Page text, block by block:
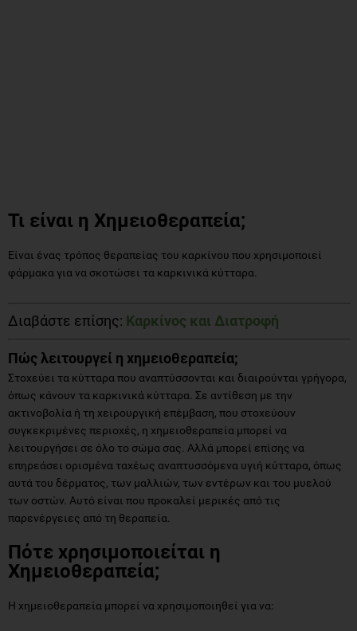
Τι είναι η Χημειοθεραπεία;
Είναι ένας τρόπος θεραπείας του καρκίνου που χρησιμοποιεί
φάρμακα για να σκοτώσει τα καρκινικά κύτταρα.
Διαβάστε επίσης: Καρκίνος και Διατροφή
Πώς λειτουργεί η χημειοθεραπεία;
Στοχεύει τα κύτταρα που αναπτύσσονται και διαιρούνται γρήγορα,
όπως κάνουν τα καρκινικά κύτταρα. Σε αντίθεση με την
ακτινοβολία ή τη χειρουργική επέμβαση, που στοχεύουν
συγκεκριμένες περιοχές, η χημειοθεραπεία μπορεί να
λειτουργήσει σε όλο το σώμα σας. Αλλά μπορεί επίσης να
επηρεάσει ορισμένα ταχέως αναπτυσσόμενα υγιή κύτταρα, όπως
αυτά του δέρματος, των μαλλιών, των εντέρων και του μυελού
των οστών. Αυτό είναι που προκαλεί μερικές από τις
παρενέργειες από τη θεραπεία.
Πότε χρησιμοποιείται η
Χημειοθεραπεία;
Η χημειοθεραπεία μπορεί να χρησιμοποιηθεί για να: